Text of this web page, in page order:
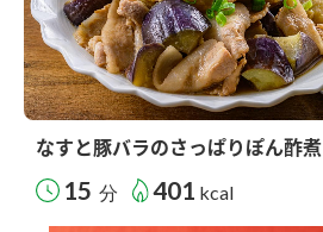
なすと豚バラのさっぱりぽん酢煮
15 分 401 kcal